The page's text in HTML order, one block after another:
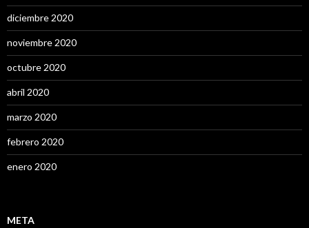
diciembre 2020
noviembre 2020
octubre 2020
abril 2020
marzo 2020
febrero 2020
enero 2020
META